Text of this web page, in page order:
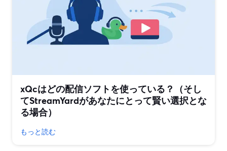
xQcはどの配信ソフトを使っている？（そし
てStreamYardがあなたにとって賢い選択とな
る場合）
もっと読む